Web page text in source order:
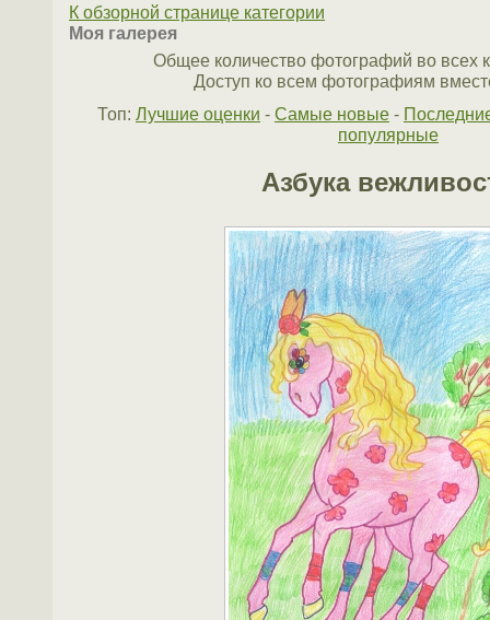
К обзорной странице категории
Моя галерея
Общее количество фотографий во всех
Доступ ко всем фотографиям
Топ: Лучшие оценки - Самые новые -
популярные
Азбука